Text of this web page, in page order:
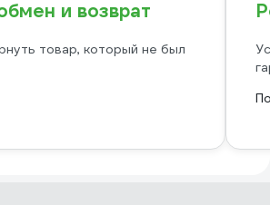
и возврат
товар, который не был